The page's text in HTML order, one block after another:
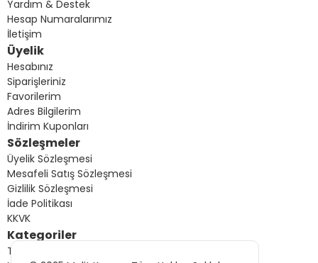
Yardım & Destek
Hesap Numaralarımız
İletişim
Üyelik
Hesabınız
Siparişleriniz
Favorilerim
Adres Bilgilerim
İndirim Kuponları
Sözleşmeler
Üyelik Sözleşmesi
Mesafeli Satış Sözleşmesi
Gizlilik Sözleşmesi
İade Politikası
KKVK
Kategoriler
Tüm Ürünler